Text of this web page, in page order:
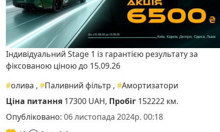
Індивідуальний Stage 1 із гарантією результату за
фіксованою ціною до 15.09.26
#олива , #Паливний фільтр , #Амортизатори
Ціна питання 17300 UAH, Пробіг 152222 км.
Опубліковано: 06 листопада 2024р. 00:18